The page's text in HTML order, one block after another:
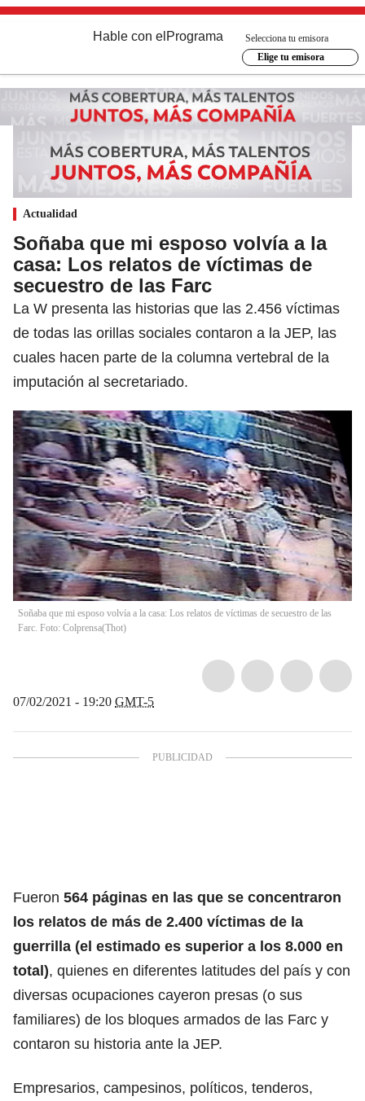
Hable con el Programa
Selecciona tu emisora
Elige tu emisora
Actualidad
Soñaba que mi esposo volvía a la
casa: Los relatos de víctimas de
secuestro de las Farc
La W presenta las historias que las 2.456 víctimas
de todas las orillas sociales contaron a la JEP, las
cuales hacen parte de la columna vertebral de la
imputación al secretariado.
Soñaba que mi esposo volvía a la casa: Los relatos de víctimas de secuestro de las
Farc. Foto: Colprensa(Thot)
07/02/2021 - 19:20 GMT-5
Fueron 564 páginas en las que se concentraron
los relatos de más de 2.400 víctimas de la
guerrilla (el estimado es superior a los 8.000 en
total), quienes en diferentes latitudes del país y con
diversas ocupaciones cayeron presas (o sus
familiares) de los bloques armados de las Farc y
contaron su historia ante la JEP.
Empresarios, campesinos, políticos, tenderos,